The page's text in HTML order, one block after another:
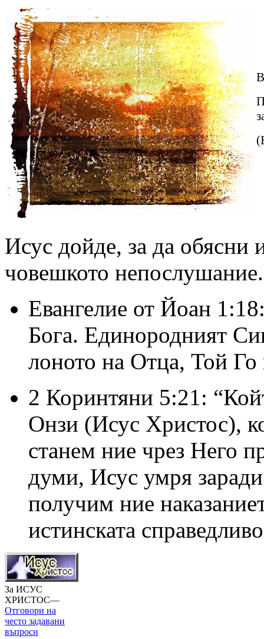
Исус дойде, за да обясни
човешкото непослушание.
Евангелие от Йоан
Бога. Единородният
лоното на Отца, Той Го
2 Коринтяни 5:21:
Онзи (Исус Христос),
станем ние чрез Него
думи, Исус умря
получим ние
истинската
За ИСУС
ХРИСТОС—
Отговори на
често задавани
въпроси